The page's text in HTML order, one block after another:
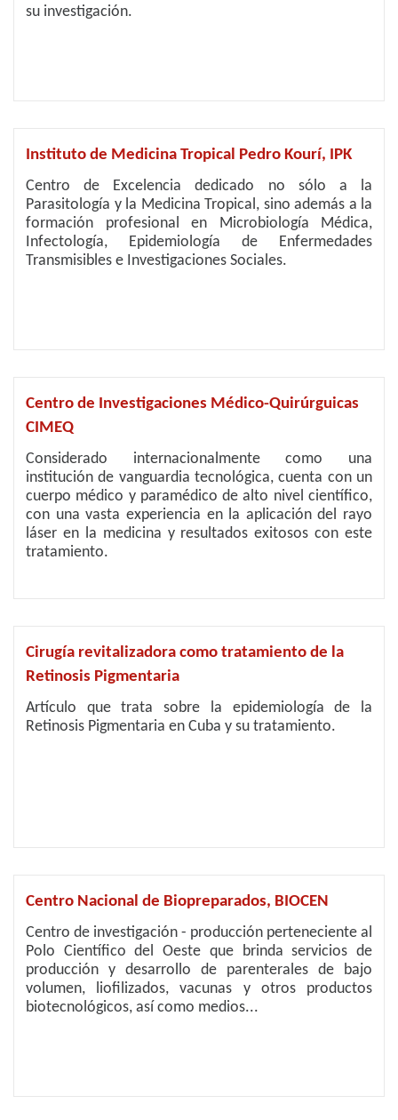
su investigación.
Instituto de Medicina Tropical Pedro Kourí, IPK
Centro de Excelencia dedicado no sólo a la
Parasitología y la Medicina Tropical, sino además a la
formación profesional en Microbiología Médica,
Infectología, Epidemiología de Enfermedades
Transmisibles e Investigaciones Sociales.
Centro de Investigaciones Médico-Quirúrguicas
CIMEQ
Considerado internacionalmente como una
institución de vanguardia tecnológica, cuenta con un
cuerpo médico y paramédico de alto nivel científico,
con una vasta experiencia en la aplicación del rayo
láser en la medicina y resultados exitosos con este
tratamiento.
Cirugía revitalizadora como tratamiento de la
Retinosis Pigmentaria
Artículo que trata sobre la epidemiología de la
Retinosis Pigmentaria en Cuba y su tratamiento.
Centro Nacional de Biopreparados, BIOCEN
Centro de investigación - producción perteneciente al
Polo Científico del Oeste que brinda servicios de
producción y desarrollo de parenterales de bajo
volumen, liofilizados, vacunas y otros productos
biotecnológicos, así como medios...